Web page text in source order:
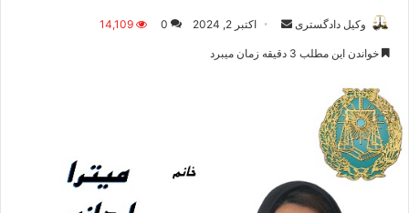
وکیل دادگستری
ی
اکتبر 2, 2024 0
14,109
خواندن این مطلب 3 دقیقه زمان میبرد